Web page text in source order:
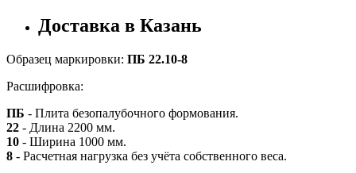
Доставка в Казань
Образец маркировки: ПБ 22.10-8
Расшифровка:
ПБ - Плита безопалубочного формования.
22 - Длина 2200 мм.
10 - Ширина 1000 мм.
8 - Расчетная нагрузка без учёта собственного веса.